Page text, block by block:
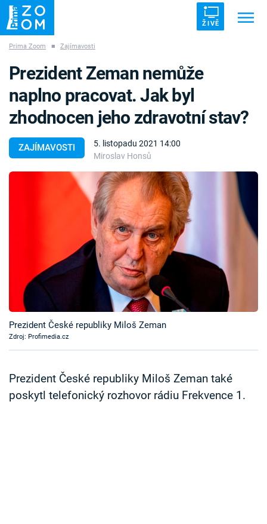
ŽIVĚ
ZÁHADY VETŘELCI DÁVNOVĚKU
Témata
TV Program
Časopis
Sledujte prima+
Sledujte nás
Prima Zoom ■ Zajímavosti
ZAJÍMAVOSTI
5. listopadu 2021 14:00
Miroslav Honsů
Prezident Zeman nemůže
naplno pracovat. Jak byl
zhodnocen jeho zdravotní stav?
Prezident České republiky Miloš Zeman
Zdroj: Profimedia.cz
Prezident České republiky Miloš Zeman také
poskytl telefonický rozhovor rádiu Frekvence 1.